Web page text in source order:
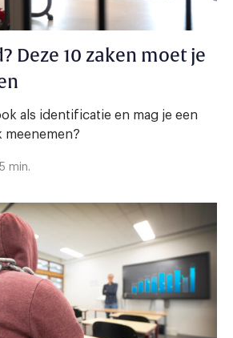
Deze 10 zaken moet je
als identificatie en mag je een
meenemen?
min.